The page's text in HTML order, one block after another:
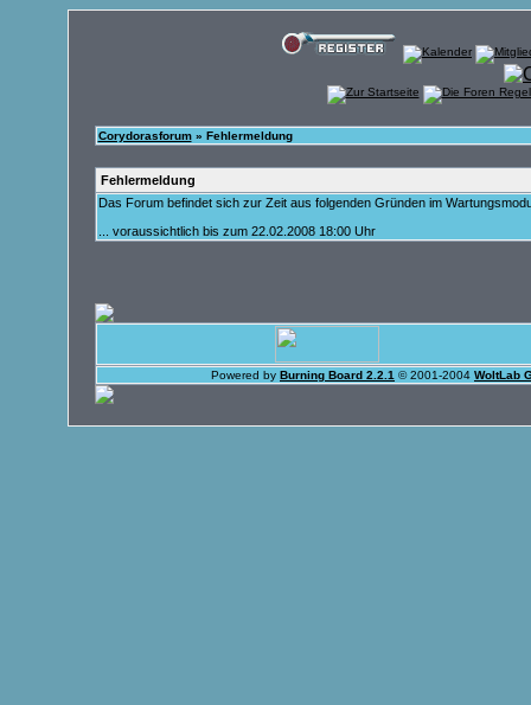
Corydorasforum» Fehlermeldung
Fehlermeldung
Das Forum befindet sich zur Zeit aus folgenden Gründen im
... voraussichtlich bis zum 22.02.2008 18:00 Uhr
Powered by Burning Board 2.2.1 © 2001-2004 WoltLab